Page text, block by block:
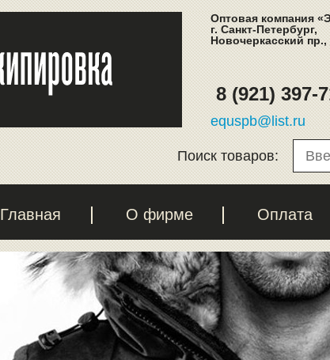
Оптовая компания
г. Санкт-Петербург,
Новочеркасский пр.,
8 (921) 397-
equspb@list.ru
Поиск товаров:
Главная О фирме Оплата